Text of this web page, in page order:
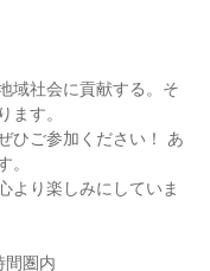
域社会に貢献する。そ
ます。
ひご参加ください！ あ
。
より楽しみにしていま
間圏内